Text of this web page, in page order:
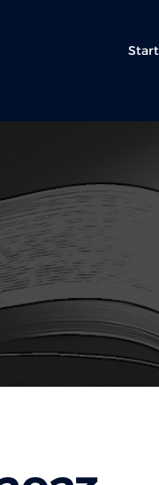
Start